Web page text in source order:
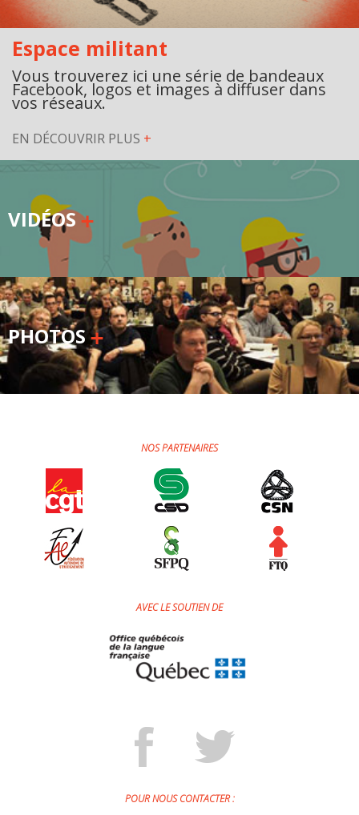
Espace militant
Vous trouverez ici une série de bandeaux
Facebook, logos et images à diffuser dans
vos réseaux.
EN DÉCOUVRIR PLUS +
VIDÉOS
PHOTOS
NOS PARTENAIRES
AVEC LE SOUTIEN DE
POUR NOUS CONTACTER :